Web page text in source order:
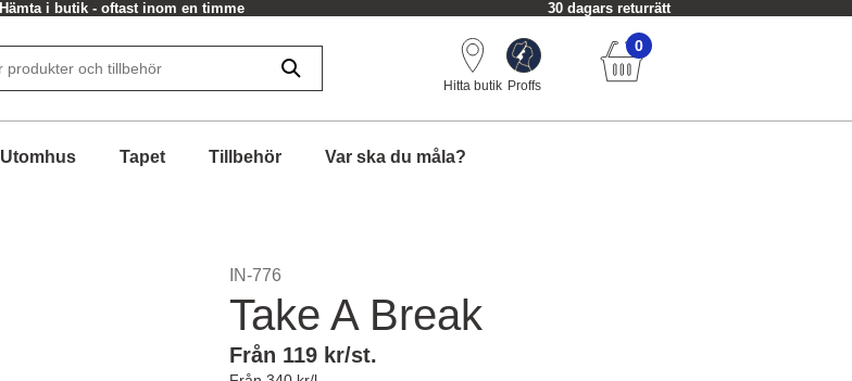
Hämta i butik - oftast inom en timme 30 dagars returrätt
Hitta butik Proffs
0
Utomhus Tapet Tillbehör Var ska du måla?
IN-776
Take A Break
Från 119 kr/st.